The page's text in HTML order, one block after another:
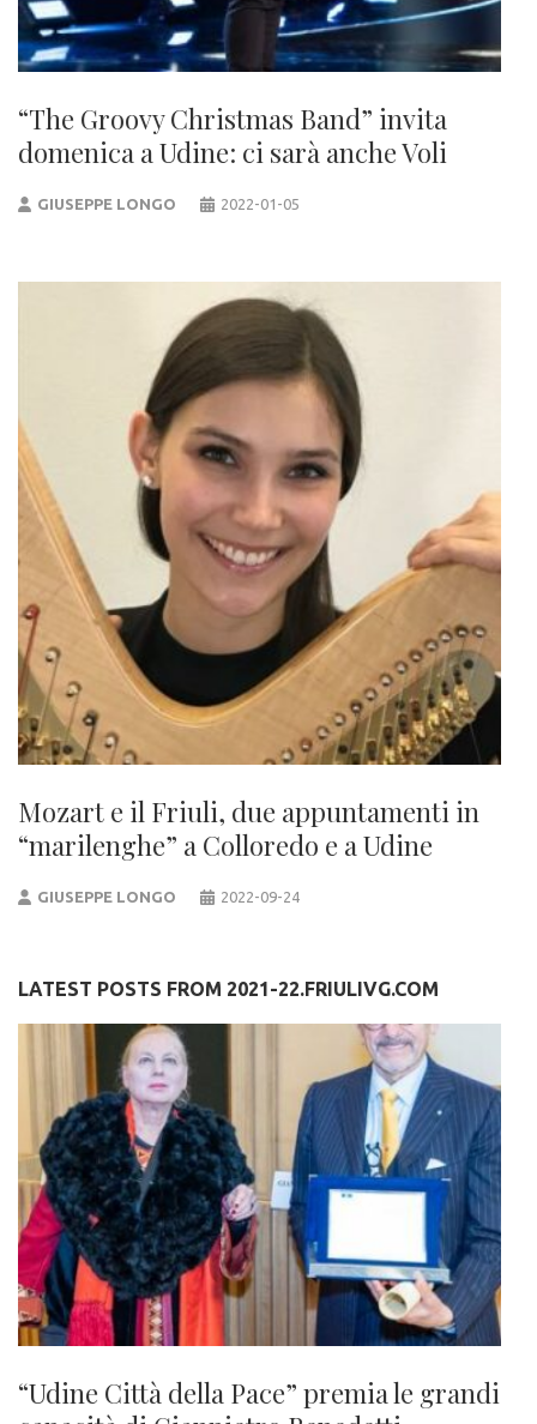
“The Groovy Christmas Band” invita
domenica a Udine: ci sarà anche Voli
GIUSEPPE LONGO 2022-01-05
Mozart e il Friuli, due appuntamenti in
“marilenghe” a Colloredo e a Udine
GIUSEPPE LONGO 2022-09-24
LATEST POSTS FROM 2021-22.FRIULIVG.COM
“Udine Città della Pace” premia le grandi